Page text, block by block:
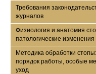
Требования
журналов
Физиология и анатомия
патологические изменения
Методика обработки
порядок работы, особые
уход